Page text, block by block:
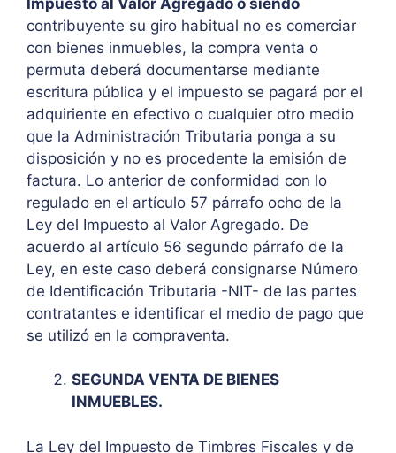
contribuyente su giro habitual no es comerciar
con bienes inmuebles, la compra venta o
permuta deberá documentarse mediante
escritura pública y el impuesto se pagará por el
adquiriente en efectivo o cualquier otro medio
que la Administración Tributaria ponga a su
disposición y no es procedente la emisión de
factura. Lo anterior de conformidad con lo
regulado en el artículo 57 párrafo ocho de la
Ley del Impuesto al Valor Agregado. De
acuerdo al artículo 56 segundo párrafo de la
Ley, en este caso deberá consignarse Número
de Identificación Tributaria -NIT- de las partes
contratantes e identificar el medio de pago que
se utilizó en la compraventa.
SEGUNDA VENTA DE BIENES
INMUEBLES.
La Ley del Impuesto de Timbres Fiscales y de